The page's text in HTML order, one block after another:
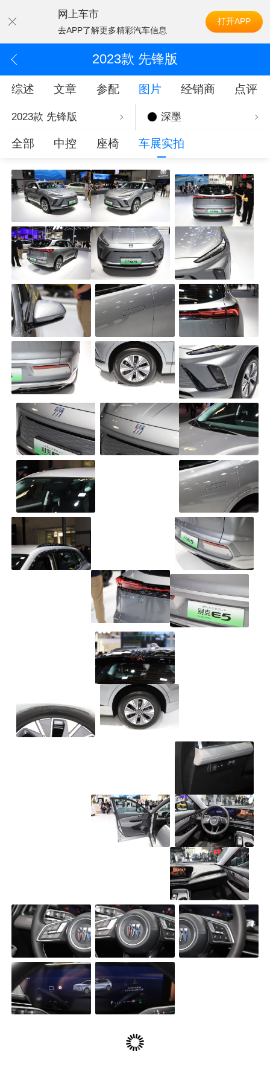
网上车市
去APP了解更多精彩汽车信息
打开APP
2023款 先锋版
综述 文章 参配 图片 经销商 点评
2023款 先锋版 深墨
全部 中控 座椅 车展实拍